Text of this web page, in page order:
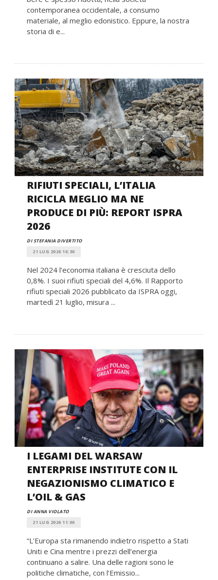
contemporanea occidentale, a consumo
materiale, al meglio edonistico. Eppure, la nostra
storia di e...
RIFIUTI SPECIALI, L’ITALIA
RICICLA MEGLIO MA NE
PRODUCE DI PIÙ: REPORT ISPRA
2026
DI STEFANIA DIVERTITO
21 LUG 2026 16:30
Nel 2024 l’economia italiana è cresciuta dello
0,8%. I suoi rifiuti speciali del 4,6%. Il Rapporto
rifiuti speciali 2026 pubblicato da ISPRA oggi,
martedì 21 luglio, misura ...
I LEGAMI DEL WARSAW
ENTERPRISE INSTITUTE CON IL
NEGAZIONISMO CLIMATICO E
L’OIL & GAS
DI ANNA VIOLATO
21 LUG 2026 11:00
“L’Europa sta rimanendo indietro rispetto a Stati
Uniti e Cina mentre i prezzi dell’energia
continuano a salire. Una delle ragioni sono le
politiche climatiche, con l’Emissio...